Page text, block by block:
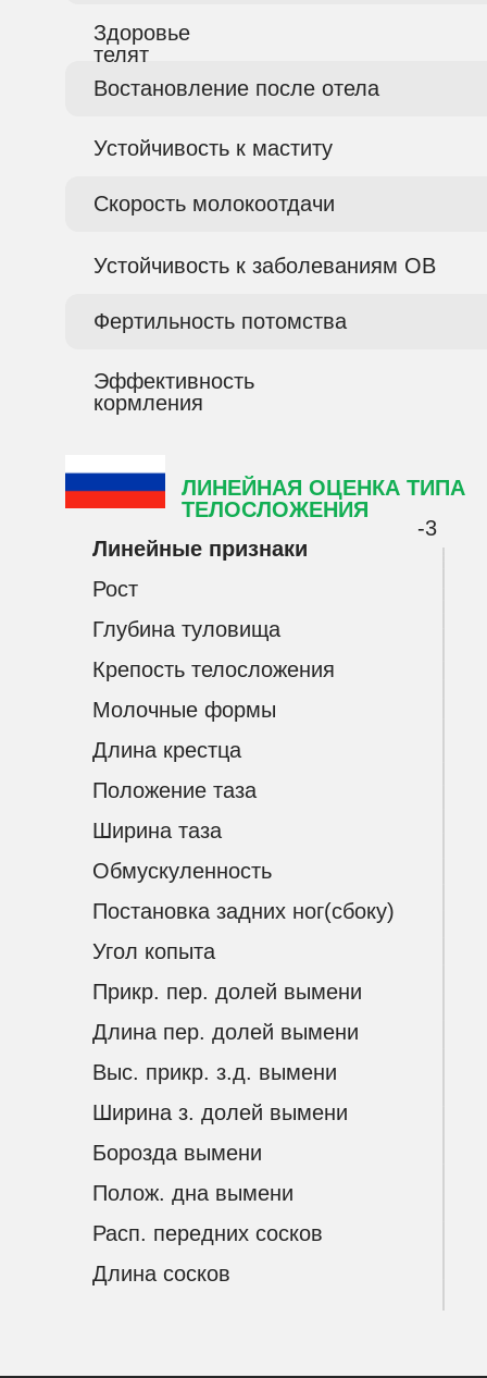
ЛИНЕЙНАЯ ОЦЕНКА ТИПА
ТЕЛОСЛОЖЕНИЯ
Линейные признаки
Рост
Глубина туловища
Крепость телосложения
Молочные формы
Длина крестца
Положение таза
Ширина таза
Обмускуленность
Постановка задних ног(сбоку)
Угол копыта
Прикр. пер. долей вымени
Длина пер. долей вымени
Выс. прикр. з.д. вымени
Ширина з. долей вымени
Борозда вымени
Полож. дна вымени
Расп. передних сосков
Длина сосков
-3
Эффективность
кормления
Фертильность потомства
Устойчивость к заболеваниям ОВ
Скорость молокоотдачи
Устойчивость к маститу
Востановление после отела
Здоровье
телят
КАТАЛОГ БЫКОВ
СКАЧАТЬ ПОЛНЫЙ КАТАЛОГ БЫКОВ